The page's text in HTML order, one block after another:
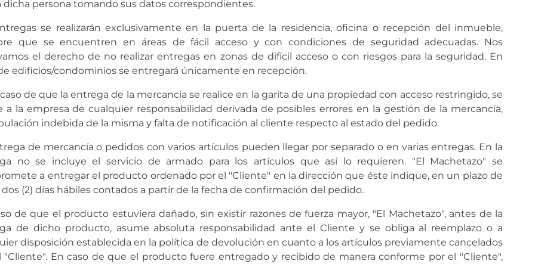
dicha persona tomando sus datos correspondientes.
se realizarán exclusivamente en la puerta de la residencia, oficina o recepción del inmueble,
que se encuentren en áreas de fácil acceso y con condiciones de seguridad adecuadas. Nos
el derecho de no realizar entregas en zonas de difícil acceso o con riesgos para la seguridad. En
edificios/condominios se entregará únicamente en recepción.
de que la entrega de la mercancía se realice en la garita de una propiedad con acceso restringido, se
a la empresa de cualquier responsabilidad derivada de posibles errores en la gestión de la mercancía,
indebida de la misma y falta de notificación al cliente respecto al estado del pedido.
de mercancía o pedidos con varios artículos pueden llegar por separado o en varias entregas. En la
no se incluye el servicio de armado para los artículos que así lo requieren. "El Machetazo" se
a entregar el producto ordenado por el "Cliente" en la dirección que éste indique, en un plazo de
(2) días hábiles contados a partir de la fecha de confirmación del pedido.
de que el producto estuviera dañado, sin existir razones de fuerza mayor, "El Machetazo", antes de la
de dicho producto, asume absoluta responsabilidad ante el Cliente y se obliga al reemplazo o a
disposición establecida en la política de devolución en cuanto a los artículos previamente cancelados
"Cliente". En caso de que el producto fuere entregado y recibido de manera conforme por el "Cliente",